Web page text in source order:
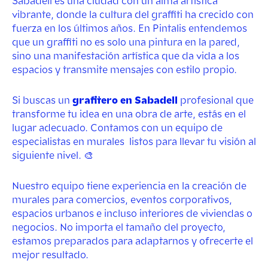
vibrante, donde la cultura del graffiti ha crecido con
fuerza en los últimos años. En Pintalis entendemos
que un graffiti no es solo una pintura en la pared,
sino una manifestación artística que da vida a los
espacios y transmite mensajes con estilo propio.
Si buscas un grafitero en Sabadell profesional que
transforme tu idea en una obra de arte, estás en el
lugar adecuado. Contamos con un equipo de
especialistas en murales listos para llevar tu visión al
siguiente nivel. 🎨
Nuestro equipo tiene experiencia en la creación de
murales para comercios, eventos corporativos,
espacios urbanos e incluso interiores de viviendas o
negocios. No importa el tamaño del proyecto,
estamos preparados para adaptarnos y ofrecerte el
mejor resultado.